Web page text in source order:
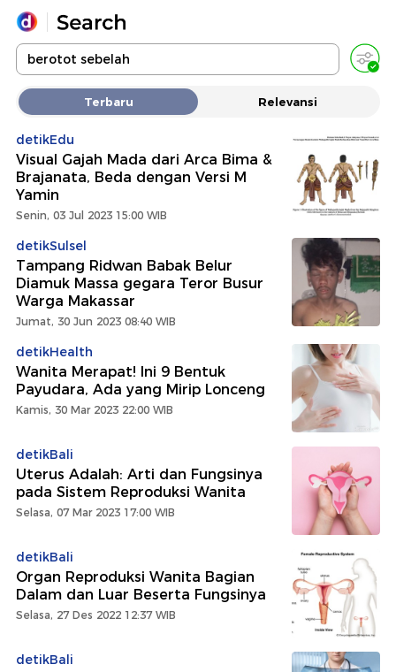
Yang sedang ramai dicari
Loading...
Promoted
Terakhir yang dicari
Terbaru Relevansi
detikEdu
Visual Gajah Mada dari Arca Bima &
Brajanata, Beda dengan Versi M
Yamin
Senin, 03 Jul 2023 15:00 WIB
detikSulsel
Tampang Ridwan Babak Belur
Diamuk Massa gegara Teror Busur
Warga Makassar
Jumat, 30 Jun 2023 08:40 WIB
detikHealth
Wanita Merapat! Ini 9 Bentuk
Payudara, Ada yang Mirip Lonceng
Kamis, 30 Mar 2023 22:00 WIB
detikBali
Uterus Adalah: Arti dan Fungsinya
pada Sistem Reproduksi Wanita
Selasa, 07 Mar 2023 17:00 WIB
detikBali
Organ Reproduksi Wanita Bagian
Dalam dan Luar Beserta Fungsinya
Selasa, 27 Des 2022 12:37 WIB
detikBali